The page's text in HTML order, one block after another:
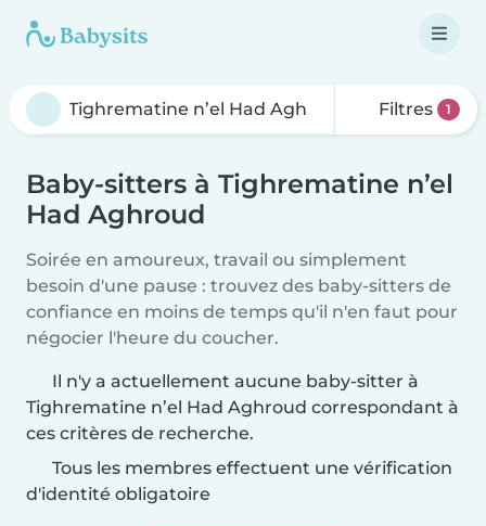
Filtres 1
Baby-sitters à Tighrematine n’el
Had Aghroud
Soirée en amoureux, travail ou simplement
besoin d'une pause : trouvez des baby-sitters de
confiance en moins de temps qu'il n'en faut pour
négocier l'heure du coucher.
Il n'y a actuellement aucune baby-sitter à
Tighrematine n’el Had Aghroud correspondant à
ces critères de recherche.
Tous les membres effectuent une vérification
d'identité obligatoire